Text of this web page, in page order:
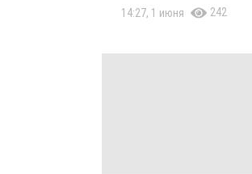
14:27, 1 июня 242